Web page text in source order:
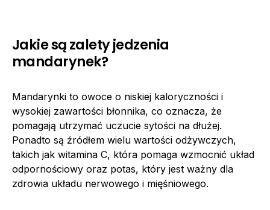
Jakie są zalety jedzenia
mandarynek?
Mandarynki to owoce o niskiej kaloryczności i
wysokiej zawartości błonnika, co oznacza, że
pomagają utrzymać uczucie sytości na dłużej.
Ponadto są źródłem wielu wartości odżywczych,
takich jak witamina C, która pomaga wzmocnić układ
odpornościowy oraz potas, który jest ważny dla
zdrowia układu nerwowego i mięśniowego.